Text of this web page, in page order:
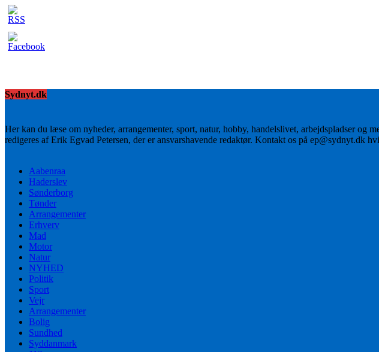
Sydnyt.dk
Her kan du læse om nyheder, arrangementer, sport, natur, hobby, handelslivet, arbejdspladser og
redigeres af Erik Egvad Petersen, der er ansvarshavende redaktør. Kontakt os på ep@sydnyt.dk
Aabenraa
Haderslev
Sønderborg
Tønder
Arrangementer
Erhverv
Mad
Motor
Natur
NYHED
Politik
Sport
Vejr
Arrangementer
Bolig
Sundhed
Syddanmark